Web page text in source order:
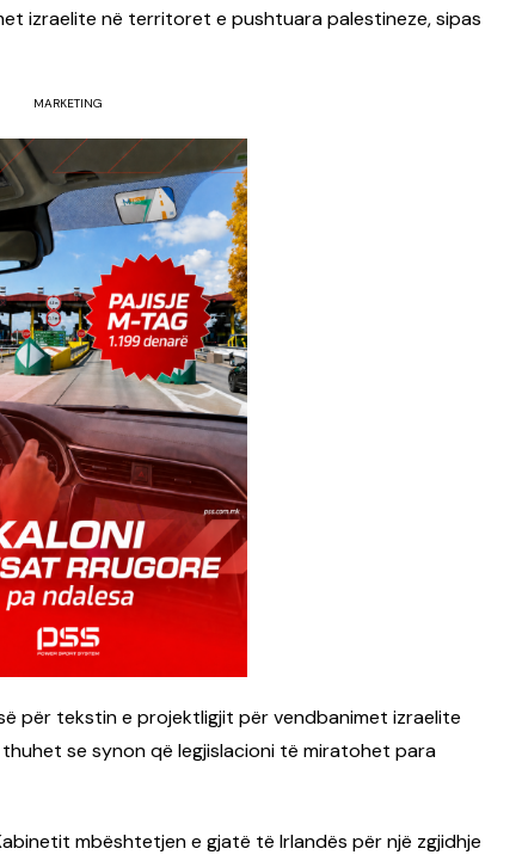
izraelite në territoret e pushtuara palestineze, sipas
MARKETING
për tekstin e projektligjit për vendbanimet izraelite
se synon që legjislacioni të miratohet para
mbështetjen e gjatë të Irlandës për një zgjidhje